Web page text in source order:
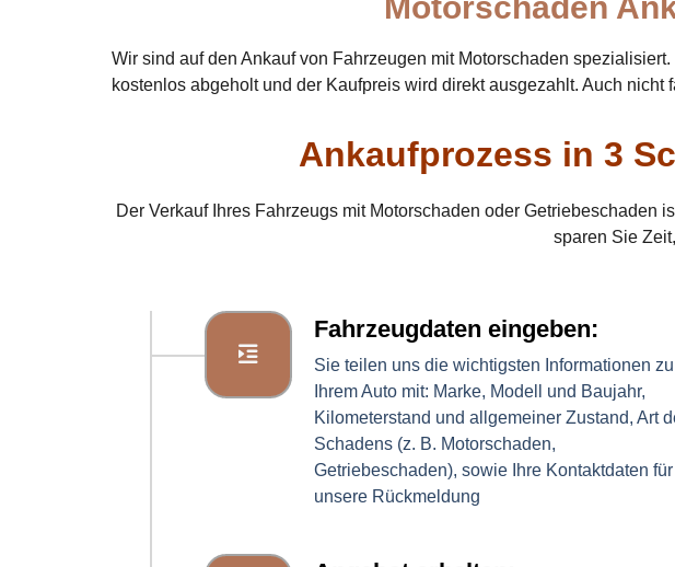
Motorschaden
Wir sind auf den Ankauf von Fahrzeugen mit Motorschaden
kostenlos abgeholt und der Kaufpreis wird direkt ausgezahlt. Auch
Ankaufprozess in 3
Der Verkauf Ihres Fahrzeugs mit Motorschaden oder
sparen Sie
Fahrzeugdaten eingeben:
Sie teilen uns die wichtigsten Informationen zu
Ihrem Auto mit: Marke, Modell und Baujahr,
Kilometerstand und allgemeiner Zustand, Art
Schadens (z. B. Motorschaden,
Getriebeschaden), sowie Ihre Kontaktdaten für
unsere Rückmeldung